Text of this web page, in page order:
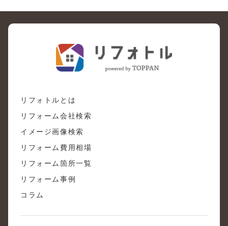
リフォトルとは
リフォーム会社検索
イメージ画像検索
リフォーム費用相場
リフォーム箇所一覧
リフォーム事例
コラム